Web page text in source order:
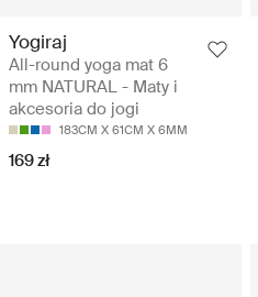
Yogiraj
All-round yoga mat 6
mm NATURAL - Maty i
akcesoria do jogi
183CM X 61CM X 6MM
169 zł